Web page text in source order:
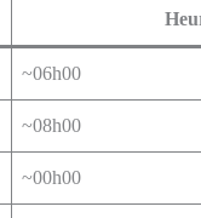
~06h00
~08h00
~00h00